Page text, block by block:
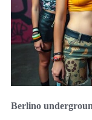
Berlino